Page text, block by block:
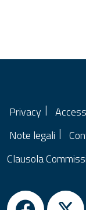
Privacy
Note legali
Clausola